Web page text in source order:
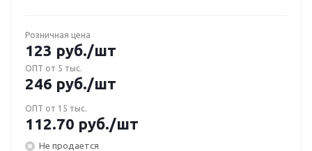
Розничная цена
123 руб./шт
ОПТ от 5 тыс.
246 руб./шт
ОПТ от 15 тыс.
112.70 руб./шт
Не продается